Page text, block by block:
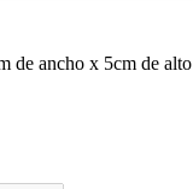
de ancho x 5cm de alto